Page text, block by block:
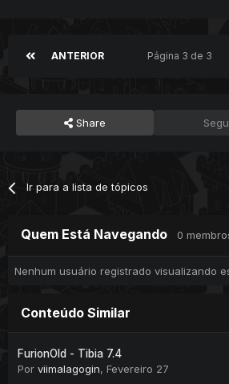
ANTERIOR Página 3 de 3
Share
Ir para a lista de tópicos
Quem Está Navegando 0
Nenhum usuário registrado visualizando
Conteúdo Similar
FurionOld - Tibia 7.4
Por viimalagogin, Fevereiro 27